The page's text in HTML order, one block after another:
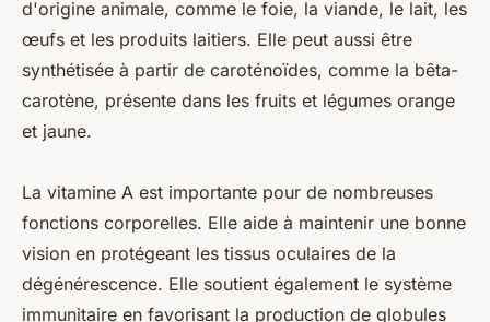
d'origine animale, comme le foie, la viande, le lait, les
œufs et les produits laitiers. Elle peut aussi être
synthétisée à partir de caroténoïdes, comme la bêta-
carotène, présente dans les fruits et légumes orange
et jaune.
La vitamine A est importante pour de nombreuses
fonctions corporelles. Elle aide à maintenir une bonne
vision en protégeant les tissus oculaires de la
dégénérescence. Elle soutient également le système
immunitaire en favorisant la production de globules